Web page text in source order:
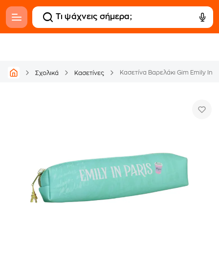
Σχολικά Κασετίνες Κασετίνα Βαρελάκι Gim Emily In